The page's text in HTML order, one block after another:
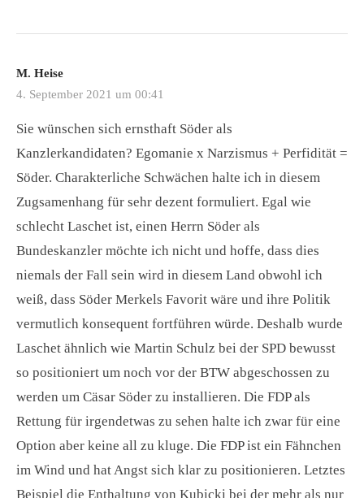
M. Heise
4. September 2021 um 00:41
Sie wünschen sich ernsthaft Söder als
Kanzlerkandidaten? Egomanie x Narzismus + Perfidität =
Söder. Charakterliche Schwächen halte ich in diesem
Zugsamenhang für sehr dezent formuliert. Egal wie
schlecht Laschet ist, einen Herrn Söder als
Bundeskanzler möchte ich nicht und hoffe, dass dies
niemals der Fall sein wird in diesem Land obwohl ich
weiß, dass Söder Merkels Favorit wäre und ihre Politik
vermutlich konsequent fortführen würde. Deshalb wurde
Laschet ähnlich wie Martin Schulz bei der SPD bewusst
so positioniert um noch vor der BTW abgeschossen zu
werden um Cäsar Söder zu installieren. Die FDP als
Rettung für irgendetwas zu sehen halte ich zwar für eine
Option aber keine all zu kluge. Die FDP ist ein Fähnchen
im Wind und hat Angst sich klar zu positionieren. Letztes
Beispiel die Enthaltung von Kubicki bei der mehr als nur